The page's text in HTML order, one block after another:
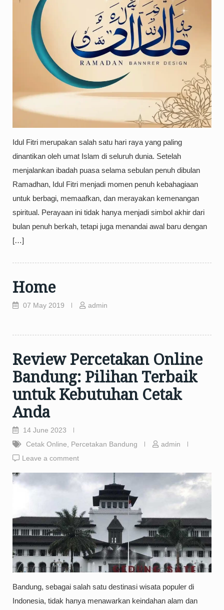
Idul Fitri merupakan salah satu hari raya yang paling
dinantikan oleh umat Islam di seluruh dunia. Setelah
menjalankan ibadah puasa selama sebulan penuh dibulan
Ramadhan, Idul Fitri menjadi momen penuh kebahagiaan
untuk berbagi, memaafkan, dan merayakan kemenangan
spiritual. Perayaan ini tidak hanya menjadi simbol akhir dari
bulan penuh berkah, tetapi juga menandai awal baru dengan
[…]
Home
07 May 2019 admin
Review Percetakan Online
Bandung: Pilihan Terbaik
untuk Kebutuhan Cetak
Anda
14 June 2023
Cetak Online
Percetakan Bandung
admin
Leave a comment
Bandung, sebagai salah satu destinasi wisata populer di
Indonesia, tidak hanya menawarkan keindahan alam dan